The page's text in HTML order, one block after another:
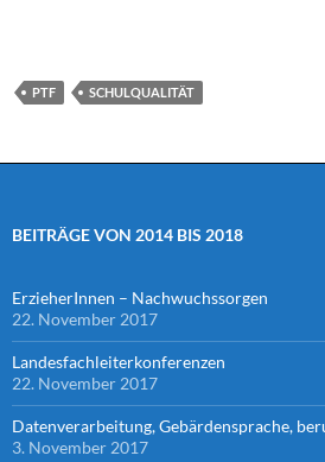
PTF SCHULQUALITÄT
BEITRÄGE VON 2014 BIS 2018
ErzieherInnen – Nachwuchssorgen
22. November 2017
Landesfachleiterkonferenzen
22. November 2017
Datenverarbeitung, Gebärdensprache,
3. November 2017